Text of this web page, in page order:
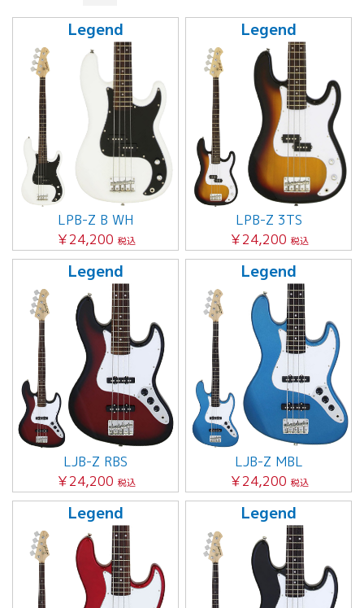
Legend
LPB-Z B WH
￥24,200 税込
Legend
LPB-Z 3TS
￥24,200 税込
Legend
LJB-Z RBS
￥24,200 税込
Legend
LJB-Z MBL
￥24,200 税込
Legend Legend